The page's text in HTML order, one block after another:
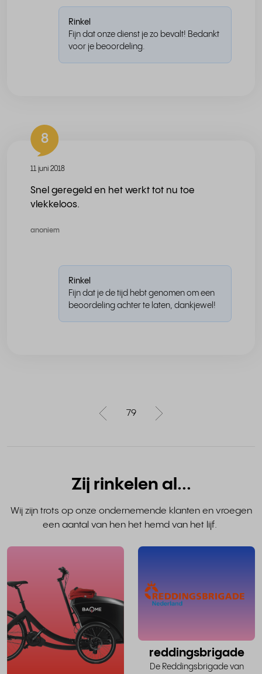
Rinkel
Fijn dat onze dienst je zo bevalt! Bedankt
voor je beoordeling.
8
11 juni 2018
Snel geregeld en het werkt tot nu toe
vlekkeloos.
anoniem
Rinkel
Fijn dat je de tijd hebt genomen om een
beoordeling achter te laten, dankjewel!
79
Zij rinkelen al...
Wij zijn trots op onze ondernemende klanten en vroegen
een aantal van hen het hemd van het lijf.
lees
hele
verhaal
reddingsbrigade
De Reddingsbrigade van